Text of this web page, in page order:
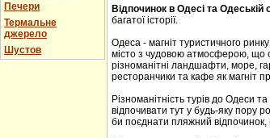
Печери
Термальне
джерело
Шустов
Відпочинок в Одесі та Одеській
багатої історії.
Одеса - магніт туристичного
місто з чудовою атмосферою, що
різноманітні ландшафти, море,
ресторанчики та кафе як магніт
Різноманітність турів до Одеси
відпочивати тут у будь-яку пору
би поєднати пляжний відпочинок,